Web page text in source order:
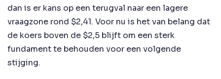
dan is er kans op een terugval naar een lagere
vraagzone rond $2,41. Voor nu is het van belang dat
de koers boven de $2,5 blijft om een sterk
fundament te behouden voor een volgende
stijging.